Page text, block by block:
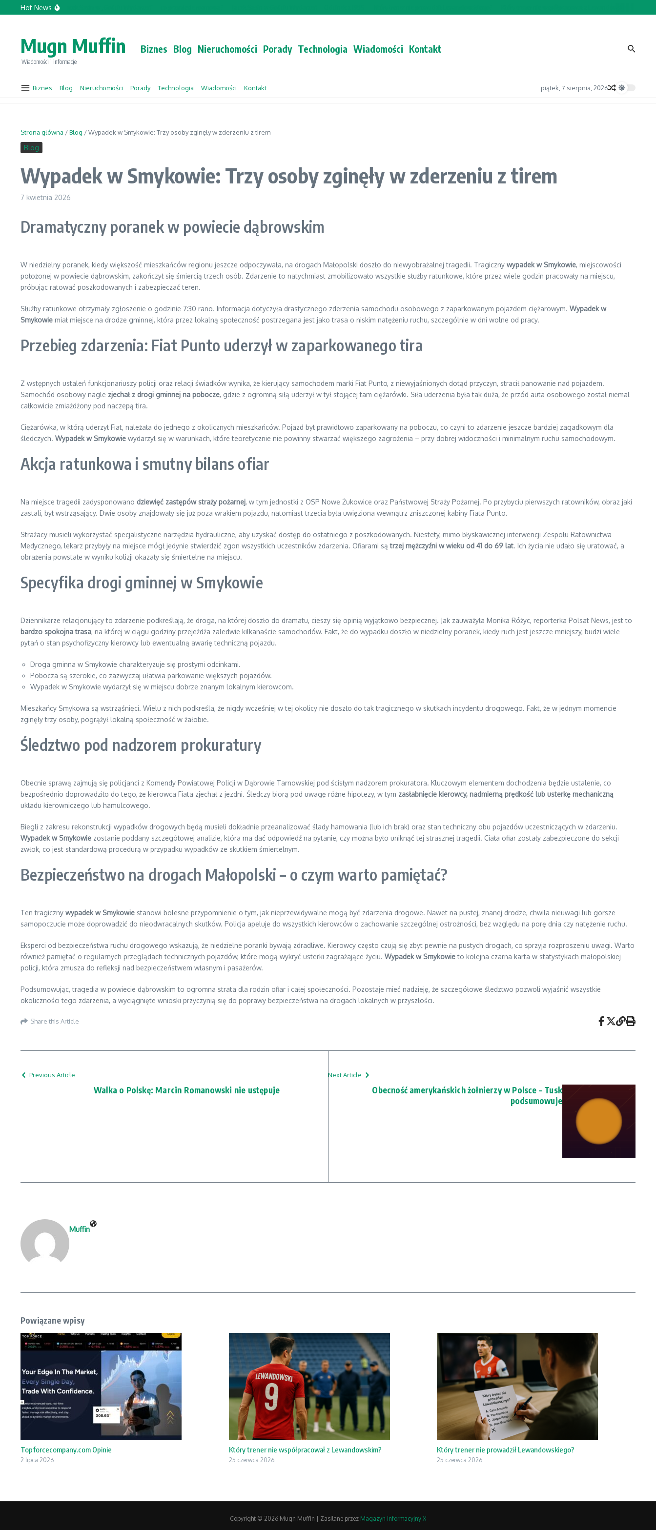
Przejdź do treści
Hot News
Opinie Jacek Sasin w „Gościu Wydarzeń” – co przyniesie rozmowa?
Mugn Muffin
Wiadomości i informacje
Biznes Blog Nieruchomości Porady Technologia Wiadomości Kontakt
Biznes Blog Nieruchomości Porady Technologia Wiadomości Kontakt piątek, 7 sierpnia, 2026
Strona główna /Blog /Wypadek w Smykowie: Trzy osoby zginęły w zderzeniu z tirem
Blog
Wypadek w Smykowie: Trzy osoby zginęły w zderzeniu z tirem
7 kwietnia 2026
Dramatyczny poranek w powiecie dąbrowskim
W niedzielny poranek, kiedy większość mieszkańców regionu jeszcze odpoczywała, na drogach Małopolski doszło do niewyobrażalnej tragedii. Tragiczny wypadek w Smykowie, miejscowości
położonej w powiecie dąbrowskim, zakończył się śmiercią trzech osób. Zdarzenie to natychmiast zmobilizowało wszystkie służby ratunkowe, które przez wiele godzin pracowały na miejscu,
próbując ratować poszkodowanych i zabezpieczać teren.
Służby ratunkowe otrzymały zgłoszenie o godzinie 7:30 rano. Informacja dotyczyła drastycznego zderzenia samochodu osobowego z zaparkowanym pojazdem ciężarowym. Wypadek w
Smykowie miał miejsce na drodze gminnej, która przez lokalną społeczność postrzegana jest jako trasa o niskim natężeniu ruchu, szczególnie w dni wolne od pracy.
Przebieg zdarzenia: Fiat Punto uderzył w zaparkowanego tira
Z wstępnych ustaleń funkcjonariuszy policji oraz relacji świadków wynika, że kierujący samochodem marki Fiat Punto, z niewyjaśnionych dotąd przyczyn, stracił panowanie nad pojazdem.
Samochód osobowy nagle zjechał z drogi gminnej na pobocze, gdzie z ogromną siłą uderzył w tył stojącej tam ciężarówki. Siła uderzenia była tak duża, że przód auta osobowego został niemal
całkowicie zmiażdżony pod naczepą tira.
Ciężarówka, w którą uderzył Fiat, należała do jednego z okolicznych mieszkańców. Pojazd był prawidłowo zaparkowany na poboczu, co czyni to zdarzenie jeszcze bardziej zagadkowym dla
śledczych. Wypadek w Smykowie wydarzył się w warunkach, które teoretycznie nie powinny stwarzać większego zagrożenia – przy dobrej widoczności i minimalnym ruchu samochodowym.
Akcja ratunkowa i smutny bilans ofiar
Na miejsce tragedii zadysponowano dziewięć zastępów straży pożarnej, w tym jednostki z OSP Nowe Żukowice oraz Państwowej Straży Pożarnej. Po przybyciu pierwszych ratowników, obraz jaki
zastali, był wstrząsający. Dwie osoby znajdowały się już poza wrakiem pojazdu, natomiast trzecia była uwięziona wewnątrz zniszczonej kabiny Fiata Punto.
Strażacy musieli wykorzystać specjalistyczne narzędzia hydrauliczne, aby uzyskać dostęp do ostatniego z poszkodowanych. Niestety, mimo błyskawicznej interwencji Zespołu Ratownictwa
Medycznego, lekarz przybyły na miejsce mógł jedynie stwierdzić zgon wszystkich uczestników zdarzenia. Ofiarami sątrzej mężczyźni w wieku od 41 do 69 lat. Ich życia nie udało się uratować, a
obrażenia powstałe w wyniku kolizji okazały się śmiertelne na miejscu.
Specyfika drogi gminnej w Smykowie
Dziennikarze relacjonujący to zdarzenie podkreślają, że droga, na której doszło do dramatu, cieszy się opinią wyjątkowo bezpiecznej. Jak zauważyła Monika Różyc, reporterka Polsat News, jest to
bardzo spokojna trasa, na której w ciągu godziny przejeżdża zaledwie kilkanaście samochodów. Fakt, że do wypadku doszło w niedzielny poranek, kiedy ruch jest jeszcze mniejszy, budzi wiele
pytań o stan psychofizyczny kierowcy lub ewentualną awarię techniczną pojazdu.
Droga gminna w Smykowie charakteryzuje się prostymi odcinkami.
Pobocza są szerokie, co zazwyczaj ułatwia parkowanie większych pojazdów.
Wypadek w Smykowie wydarzył się w miejscu dobrze znanym lokalnym kierowcom.
Mieszkańcy Smykowa są wstrząśnięci. Wielu z nich podkreśla, że nigdy wcześniej w tej okolicy nie doszło do tak tragicznego w skutkach incydentu drogowego. Fakt, że w jednym momencie
zginęły trzy osoby, pogrążył lokalną społeczność w żałobie.
Śledztwo pod nadzorem prokuratury
Obecnie sprawą zajmują się policjanci z Komendy Powiatowej Policji w Dąbrowie Tarnowskiej pod ścisłym nadzorem prokuratora. Kluczowym elementem dochodzenia będzie ustalenie, co
bezpośrednio doprowadziło do tego, że kierowca Fiata zjechał z jezdni. Śledczy biorą pod uwagę różne hipotezy, w tym zasłabnięcie kierowcy, nadmierną prędkość lub usterkę mechaniczną
układu kierowniczego lub hamulcowego.
Biegli z zakresu rekonstrukcji wypadków drogowych będą musieli dokładnie przeanalizować ślady hamowania (lub ich brak) oraz stan techniczny obu pojazdów uczestniczących w zdarzeniu.
Wypadek w Smykowie zostanie poddany szczegółowej analizie, która ma dać odpowiedź na pytanie, czy można było uniknąć tej strasznej tragedii. Ciała ofiar zostały zabezpieczone do sekcji
zwłok, co jest standardową procedurą w przypadku wypadków ze skutkiem śmiertelnym.
Bezpieczeństwo na drogach Małopolski – o czym warto pamiętać?
Ten tragiczny wypadek w Smykowie stanowi bolesne przypomnienie o tym, jak nieprzewidywalne mogą być zdarzenia drogowe. Nawet na pustej, znanej drodze, chwila nieuwagi lub gorsze
samopoczucie może doprowadzić do nieodwracalnych skutków. Policja apeluje do wszystkich kierowców o zachowanie szczególnej ostrożności, bez względu na porę dnia czy natężenie ruchu.
Eksperci od bezpieczeństwa ruchu drogowego wskazują, że niedzielne poranki bywają zdradliwe. Kierowcy często czują się zbyt pewnie na pustych drogach, co sprzyja rozproszeniu uwagi. Warto
również pamiętać o regularnych przeglądach technicznych pojazdów, które mogą wykryć usterki zagrażające życiu. Wypadek w Smykowieto kolejna czarna karta w statystykach małopolskiej
policji, która zmusza do refleksji nad bezpieczeństwem własnym i pasażerów.
Podsumowując, tragedia w powiecie dąbrowskim to ogromna strata dla rodzin ofiar i całej społeczności. Pozostaje mieć nadzieję, że szczegółowe śledztwo pozwoli wyjaśnić wszystkie
okoliczności tego zdarzenia, a wyciągnięte wnioski przyczynią się do poprawy bezpieczeństwa na drogach lokalnych w przyszłości.
Share this Article
Previous Article
Walka o Polskę: Marcin Romanowski nie ustępuje
Next Article
Obecność amerykańskich żołnierzy w Polsce – Tusk
podsumowuje
Muffin
Powiązane wpisy
Topforcecompany.com Opinie
2 lipca 2026
Który trener nie współpracował z Lewandowskim?
25 czerwca 2026
Który trener nie prowadził Lewandowskiego?
25 czerwca 2026
Copyright © 2026 Mugn Muffin | Zasilane przez Magazyn informacyjny X